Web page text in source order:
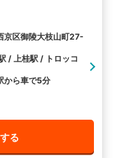
京区御陵大枝山町27-
/ 上桂駅 / トロッコ
から車で5分
る